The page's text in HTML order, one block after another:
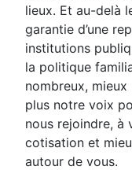
lieux. Et au-delà
garantie d’une
institutions
la politique
nombreux,
plus notre voix
nous rejoindre, à
cotisation et
autour de vous.